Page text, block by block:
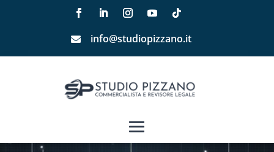
 info@studiopizzano.it